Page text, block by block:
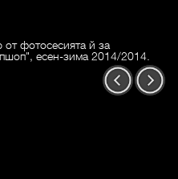
фотосесията й за
есен-зима 2014/2014.